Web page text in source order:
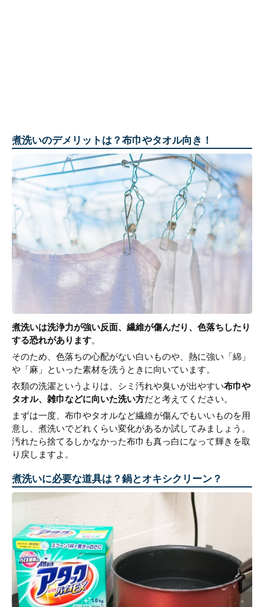
煮洗いのデメリットは？布巾やタオル向き！
煮洗いは洗浄力が強い反面、繊維が傷んだり、色落ちしたり
する恐れがあります。
そのため、色落ちの心配がない白いものや、熱に強い「綿」
や「麻」といった素材を洗うときに向いています。
衣類の洗濯というよりは、シミ汚れや臭いが出やすい布巾や
タオル、雑巾などに向いた洗い方だと考えてください。
まずは一度、布巾やタオルなど繊維が傷んでもいいものを用
意し、煮洗いでどれくらい変化があるか試してみましょう。
汚れたら捨てるしかなかった布巾も真っ白になって輝きを取
り戻しますよ。
煮洗いに必要な道具は？鍋とオキシクリーン？